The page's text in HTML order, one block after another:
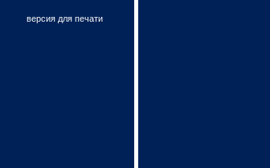
версия для печати